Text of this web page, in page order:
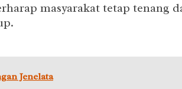
masyarakat tetap
Jenelata